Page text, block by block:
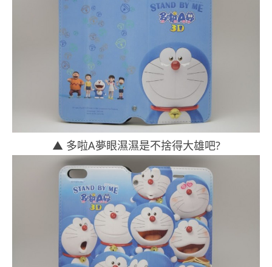
▲ 多啦A夢眼濕濕是不捨得大雄吧?